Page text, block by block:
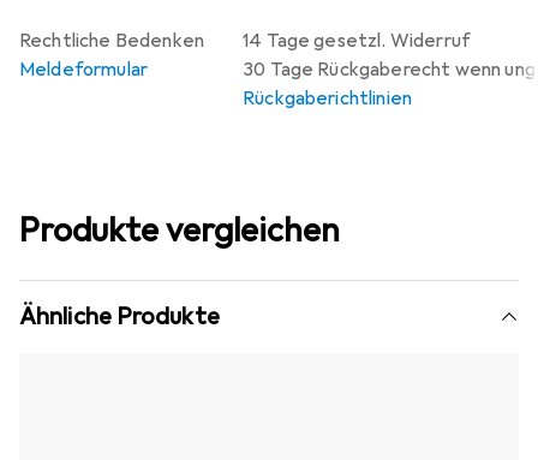
14 Tage gesetzl. Widerruf
30 Tage Rückgaberecht wenn
Rückgaberichtlinien
Rechtliche Bedenken
Meldeformular
Produkte vergleichen
Ähnliche Produkte